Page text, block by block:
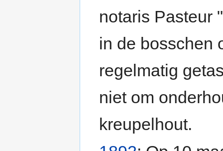
notaris Pasteur
in de bosschen
regelmatig
niet om
kreupelhout.